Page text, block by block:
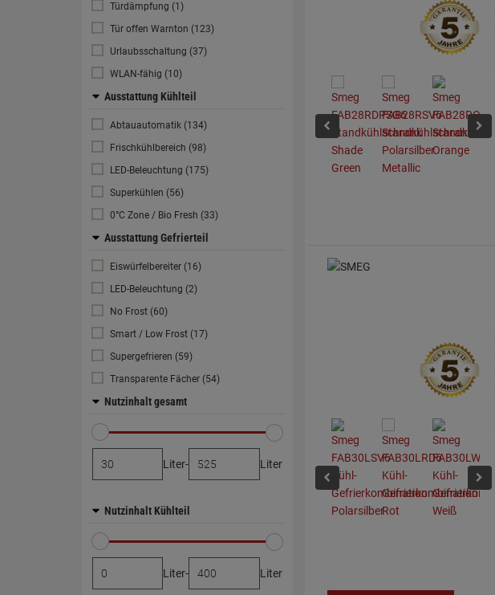
Türdämpfung (1)
Tür offen Warnton (123)
Urlaubsschaltung (37)
WLAN-fähig (10)
Ausstattung Kühlteil
Abtauautomatik (134)
Frischkühlbereich (98)
LED-Beleuchtung (175)
Superkühlen (56)
0°C Zone / Bio Fresh (33)
Ausstattung Gefrierteil
Eiswürfelbereiter (16)
LED-Beleuchtung (2)
No Frost (60)
Smart / Low Frost (17)
Supergefrieren (59)
Transparente Fächer (54)
Nutzinhalt gesamt
Liter- Liter
Nutzinhalt Kühlteil
Liter- Liter